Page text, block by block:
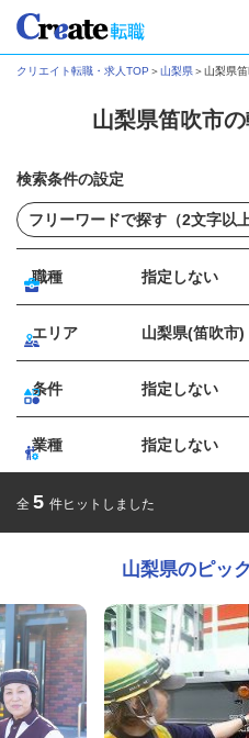
クリエイト転職・求人TOP ＞山梨県＞山梨県
山梨県笛吹市
検索条件の設定
職種 指定しない
エリア 山梨県(笛吹市)
条件 指定しない
業種 指定しない
全 5 件ヒットしました
山梨県のピッ